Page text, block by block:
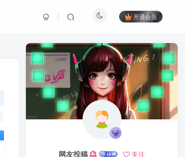
开通会员
网友投稿 关注